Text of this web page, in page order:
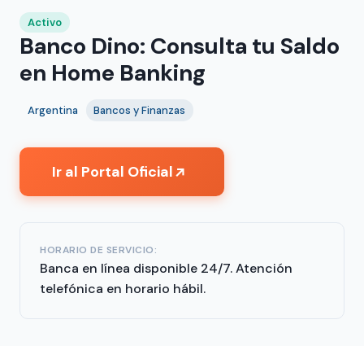
Activo
Banco Dino: Consulta tu Saldo
en Home Banking
Argentina Bancos y Finanzas
Ir al Portal Oficial↗
HORARIO DE SERVICIO:
Banca en línea disponible 24/7. Atención
telefónica en horario hábil.